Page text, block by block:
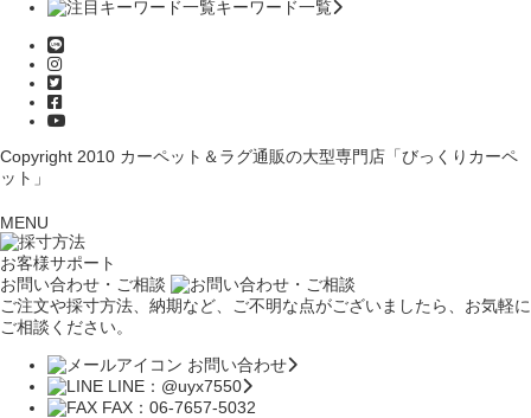
キーワード一覧
Copyright 2010 カーペット＆ラグ通販の大型専門店「びっくりカーペ
ット」
MENU
お客様サポート
お問い合わせ・ご相談
ご注文や採寸方法、納期など、ご不明な点がございましたら、お気軽に
ご相談ください。
お問い合わせ
LINE：@uyx7550
FAX：06-7657-5032